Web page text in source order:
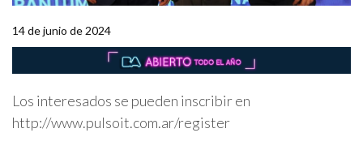
14 de junio de 2024
Los interesados se pueden inscribir en
http://www.pulsoit.com.ar/register